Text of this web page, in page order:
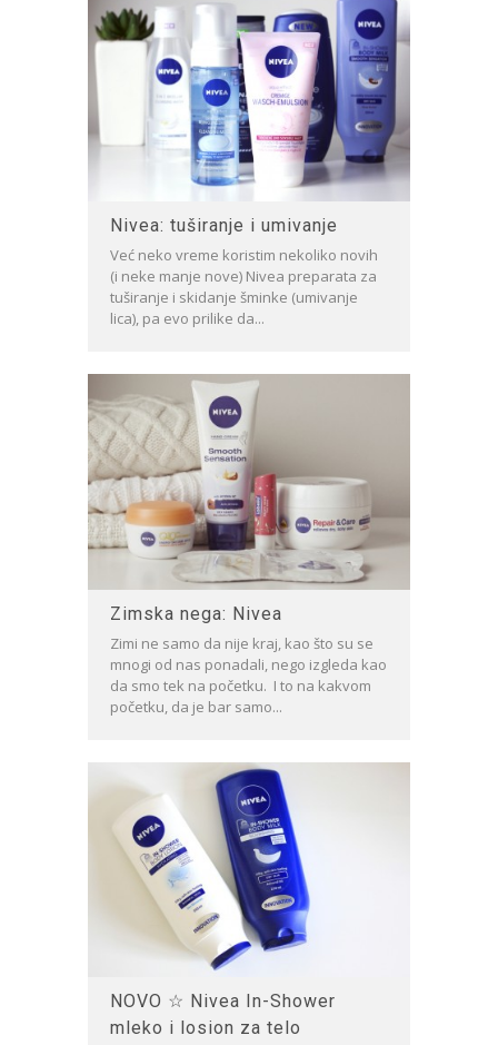
Nivea: tuširanje i umivanje
Već neko vreme koristim nekoliko novih
(i neke manje nove) Nivea preparata za
tuširanje i skidanje šminke (umivanje
lica), pa evo prilike da...
Zimska nega: Nivea
Zimi ne samo da nije kraj, kao što su se
mnogi od nas ponadali, nego izgleda kao
da smo tek na početku. I to na kakvom
početku, da je bar samo...
NOVO ☆ Nivea In-Shower
mleko i losion za telo